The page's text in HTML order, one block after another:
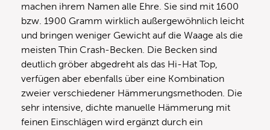
machen ihrem Namen alle Ehre. Sie sind mit 1600
bzw. 1900 Gramm wirklich außergewöhnlich leicht
und bringen weniger Gewicht auf die Waage als die
meisten Thin Crash-Becken. Die Becken sind
deutlich gröber abgedreht als das Hi-Hat Top,
verfügen aber ebenfalls über eine Kombination
zweier verschiedener Hämmerungsmethoden. Die
sehr intensive, dichte manuelle Hämmerung mit
feinen Einschlägen wird ergänzt durch ein